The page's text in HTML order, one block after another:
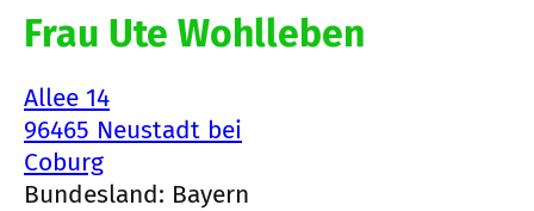
Frau Ute Wohlleben
Allee 14
96465 Neustadt bei
Coburg
Bundesland: Bayern